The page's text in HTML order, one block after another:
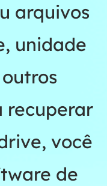
arquivos
unidade
recuperar
você
de